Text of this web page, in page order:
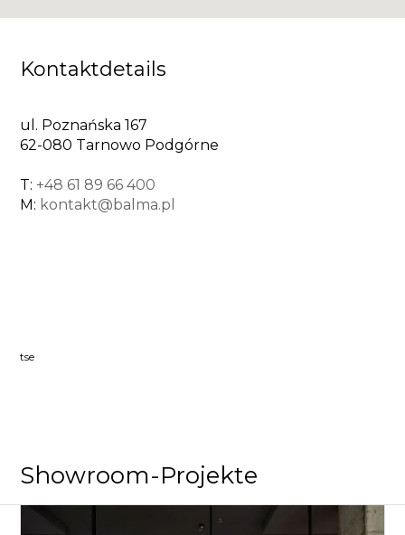
Kontaktdetails
ul. Poznańska 167
62-080 Tarnowo Podgórne
T: +48 61 89 66 400
M: kontakt@balma.pl
tse
Showroom-Projekte